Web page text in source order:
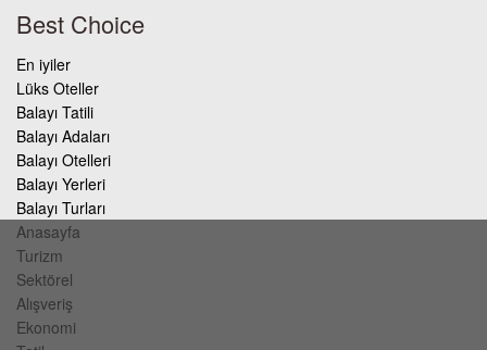
Best Choice
En iyiler
Lüks Oteller
Balayı Tatili
Balayı Adaları
Balayı Otelleri
Balayı Yerleri
Balayı Turları
Anasayfa
Turizm
Sektörel
Alışveriş
Ekonomi